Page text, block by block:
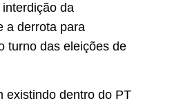
da
a derrota para
turno das eleições de
existindo dentro do PT